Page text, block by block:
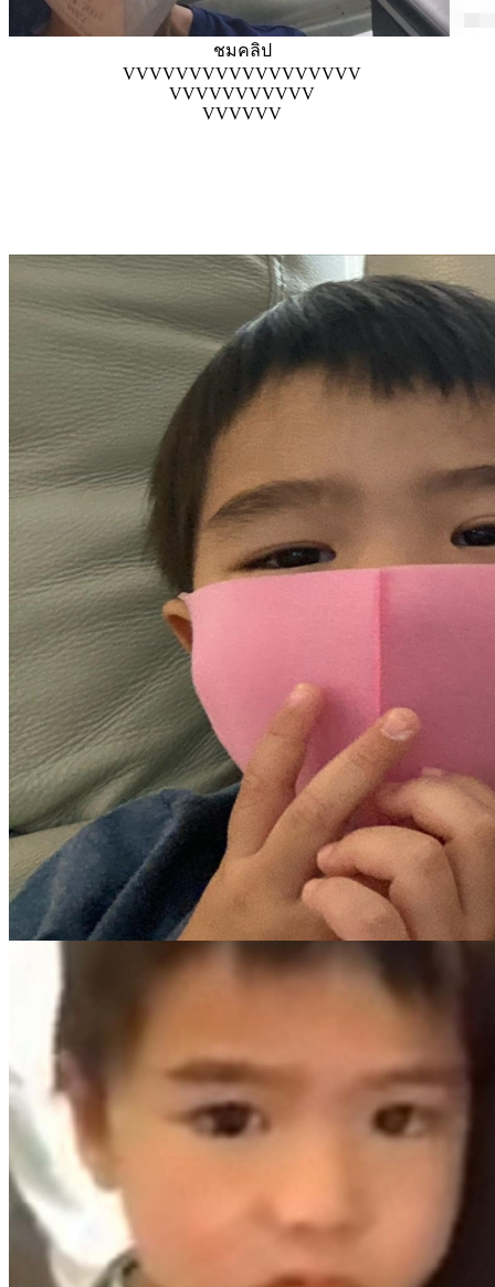
ชมคลิป
VVVVVVVVVVVVVVVVVV
VVVVVVVVVVV
VVVVVV